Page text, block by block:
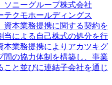
ソニーグループ株式会社
テクモホールディングス
資本業務提携に関する契約を
当による自己株式の処分を行
本業務提携によりアカツキグ
間の協力体制を構築し、事業
と並びに連結子会社を通じ